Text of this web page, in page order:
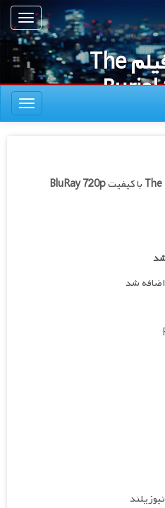
ناوبری
دانلود فیلم The
ناوبری
با کیفیتBluRay 720p
شد